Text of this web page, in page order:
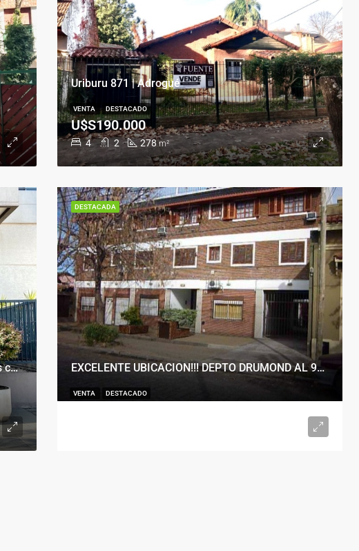
Uriburu 871 | Adrogué
4 2 278 m²
U$S190.000
VENTA DESTACADO
OPORTUNIDAD!!! Departamento de 2 Ambientes con Cochera en Banfield Este EXCELENTE UBICACION!!! DEPTO DRUMOND AL 900
VENTA DESTACADO
DESTACADA